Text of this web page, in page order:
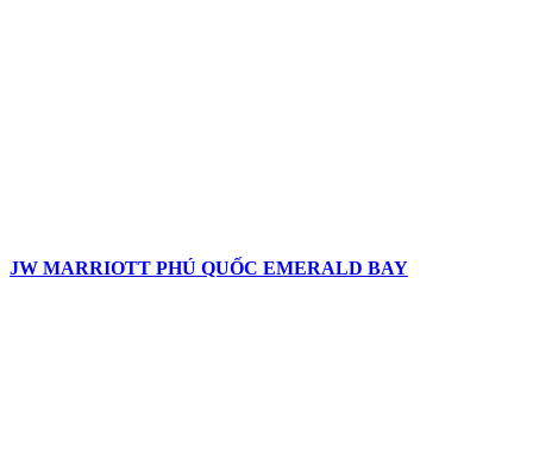
JW MARRIOTT PHÚ QUỐC EMERALD BAY